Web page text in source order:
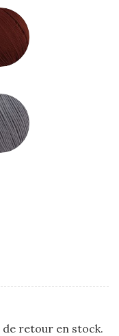
retour en stock.